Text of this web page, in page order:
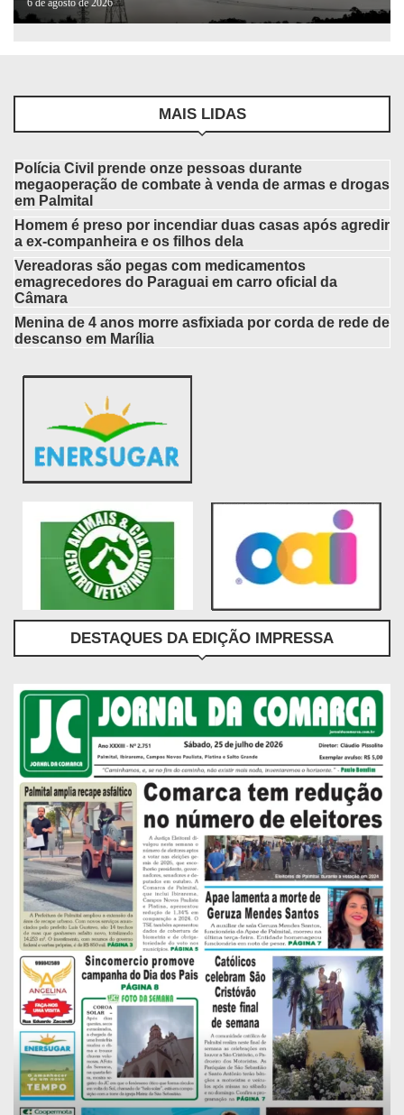
6 de agosto de 2026
MAIS LIDAS
Polícia Civil prende onze pessoas durante
megaoperação de combate à venda de armas e drogas
em Palmital
Homem é preso por incendiar duas casas após agredir
a ex-companheira e os filhos dela
Vereadoras são pegas com medicamentos
emagrecedores do Paraguai em carro oficial da
Câmara
Menina de 4 anos morre asfixiada por corda de rede de
descanso em Marília
DESTAQUES DA EDIÇÃO IMPRESSA